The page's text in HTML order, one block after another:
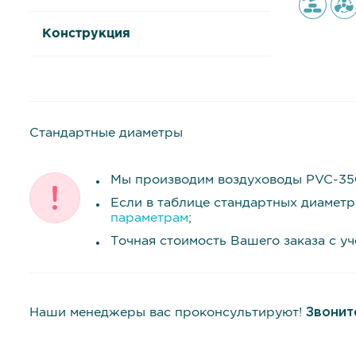
Конструкция
Стандартные диаметры
Мы производим воздуховоды PVC-
Если в таблице стандартных
параметрам;
Точная стоимость Вашего заказа с
Наши менеджеры вас проконсультируют!